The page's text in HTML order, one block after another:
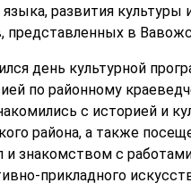
языка, развития культуры
представленных в
день культурной
по районному
с историей и
района, а также
и знакомством с
прикладного